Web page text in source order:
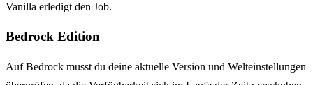
Vanilla erledigt den Job.
Bedrock Edition
Auf Bedrock musst du deine aktuelle Version und Welteinstellungen